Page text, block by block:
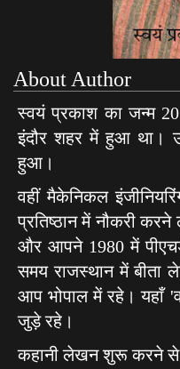
About Author
स्वयं प्रकाश का जन्म
इंदौर शहर में हुआ था।
हुआ।
वहीं मैकेनिकल
प्रतिष्ठान में नौकरी
और आपने 1980 में
समय राजस्थान में बीता
आप भोपाल में रहे। यहाँ
जुड़े रहे।
कहानी लेखन शुरू करने